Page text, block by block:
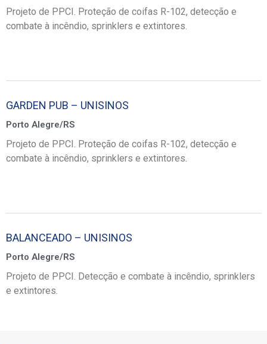
Projeto de PPCI. Proteção de coifas R-102, detecção e
combate à incêndio, sprinklers e extintores.
GARDEN PUB – UNISINOS
Porto Alegre/RS
Projeto de PPCI. Proteção de coifas R-102, detecção e
combate à incêndio, sprinklers e extintores.
BALANCEADO – UNISINOS
Porto Alegre/RS
Projeto de PPCI. Detecção e combate à incêndio, sprinklers
e extintores.